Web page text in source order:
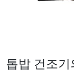
톱밥 건조